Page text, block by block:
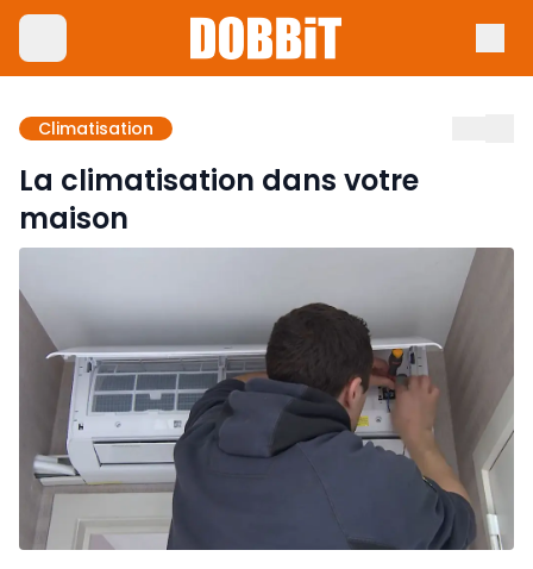
Climatisation
La climatisation dans votre
maison